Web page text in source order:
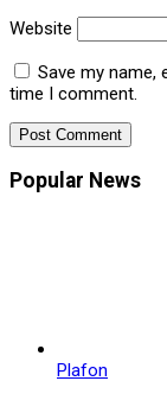
Website
Save my name,
time I comment.
Popular News
Plafon